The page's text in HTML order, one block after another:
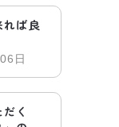
れば良
日
く